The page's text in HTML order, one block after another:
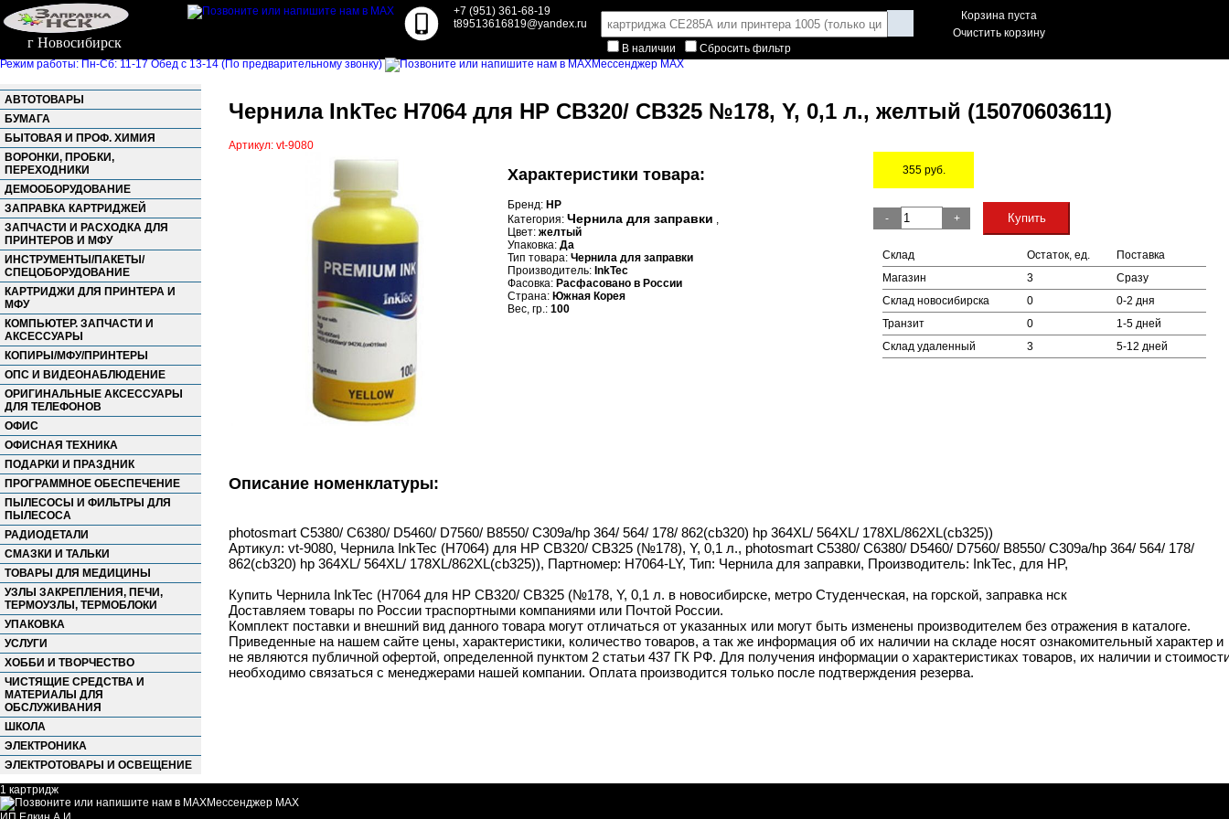
г Новосибирск
+7 (951) 361-68-19
t89513616819@yandex.ru
В наличии
Сбросить фильтр
Корзина пуста
Очистить корзину
Режим работы: Пн-Сб: 11-17 Обед с 13-14 (По предварительному звонку) Мессенджер MAX
АВТОТОВАРЫ
БУМАГА
БЫТОВАЯ И ПРОФ. ХИМИЯ
ВОРОНКИ, ПРОБКИ,
ПЕРЕХОДНИКИ
ДЕМООБОРУДОВАНИЕ
ЗАПРАВКА КАРТРИДЖЕЙ
ЗАПЧАСТИ И РАСХОДКА ДЛЯ
ПРИНТЕРОВ И МФУ
ИНСТРУМЕНТЫ/ПАКЕТЫ/
СПЕЦОБОРУДОВАНИЕ
КАРТРИДЖИ ДЛЯ ПРИНТЕРА И
МФУ
КОМПЬЮТЕР. ЗАПЧАСТИ И
АКСЕССУАРЫ
КОПИРЫ/МФУ/ПРИНТЕРЫ
ОПС И ВИДЕОНАБЛЮДЕНИЕ
ОРИГИНАЛЬНЫЕ АКСЕССУАРЫ
ДЛЯ ТЕЛЕФОНОВ
ОФИС
ОФИСНАЯ ТЕХНИКА
ПОДАРКИ И ПРАЗДНИК
ПРОГРАММНОЕ ОБЕСПЕЧЕНИЕ
ПЫЛЕСОСЫ И ФИЛЬТРЫ ДЛЯ
ПЫЛЕСОСА
РАДИОДЕТАЛИ
СМАЗКИ И ТАЛЬКИ
ТОВАРЫ ДЛЯ МЕДИЦИНЫ
УЗЛЫ ЗАКРЕПЛЕНИЯ, ПЕЧИ,
ТЕРМОУЗЛЫ, ТЕРМОБЛОКИ
УПАКОВКА
УСЛУГИ
ХОББИ И ТВОРЧЕСТВО
ЧИСТЯЩИЕ СРЕДСТВА И
МАТЕРИАЛЫ ДЛЯ
ОБСЛУЖИВАНИЯ
ШКОЛА
ЭЛЕКТРОНИКА
ЭЛЕКТРОТОВАРЫ И ОСВЕЩЕНИЕ
Чернила InkTec H7064 для HP CB320/ CB325 №178, Y, 0,1 л., желтый (15070603611)
Артикул: vt-9080
Характеристики товара:
Бренд: HP
Категория: Чернила для заправки ,
Цвет: желтый
Упаковка: Да
Тип товара: Чернила для заправки
Производитель: InkTec
Фасовка: Расфасовано в России
Страна: Южная Корея
Вес, гр.: 100
355руб.
-
+ Купить
Склад Остаток, ед.
Поставка
Магазин
3
Сразу
Склад новосибирска
0
0-2 дня
Транзит
0
1-5 дней
Склад удаленный
3 5-12 дней
Описание номенклатуры:
photosmart C5380/ C6380/ D5460/ D7560/ B8550/ C309a/hp 364/ 564/ 178/ 862(cb320) hp 364XL/ 564XL/ 178XL/862XL(cb325))
Артикул: vt-9080, Чернила InkTec (H7064) для HP CB320/ CB325 (№178), Y, 0,1 л., photosmart C5380/ C6380/ D5460/ D7560/ B8550/ C309a/hp 364/ 564/ 178/
862(cb320) hp 364XL/ 564XL/ 178XL/862XL(cb325)), Партномер: H7064-LY, Тип: Чернила для заправки, Производитель: InkTec, для HP,
Купить Чернила InkTec (H7064 для HP CB320/ CB325 (№178, Y, 0,1 л. в новосибирске, метро Студенческая, на горской, заправка нск
Доставляем товары по России траспортными компаниями или Почтой России.
Комплект поставки и внешний вид данного товара могут отличаться от указанных или могут быть изменены производителем без отражения в каталоге.
Приведенные на нашем сайте цены, характеристики, количество товаров, а так же информация об их наличии на складе носят ознакомительный характер и
не являются публичной офертой, определенной пунктом 2 статьи 437 ГК РФ. Для получения информации о характеристиках товаров, их наличии и
необходимо связаться с менеджерами нашей компании. Оплата производится только после подтверждения резерва.
1 картридж
Мессенджер MAX